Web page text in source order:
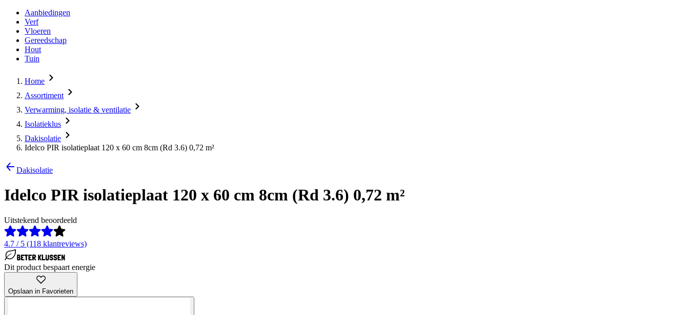
Aanbiedingen
Verf
Vloeren
Gereedschap
Hout
Tuin
Home
Assortiment
Verwarming, isolatie & ventilatie
Isolatieklus
Dakisolatie
Idelco PIR isolatieplaat 120 x 60 cm 8cm (Rd 3.6) 0,72 m²
Dakisolatie
Idelco PIR isolatieplaat 120 x 60 cm 8cm (Rd 3.6) 0,72 m²
Uitstekend beoordeeld
4.7 / 5 (118 klantreviews)
Dit product bespaart energie
Opslaan in Favorieten